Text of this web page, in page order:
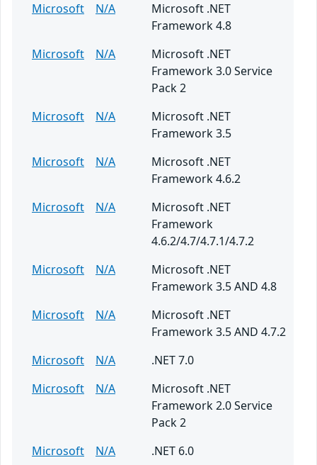
Microsoft N/A
Microsoft .NET
Framework 4.8
Microsoft
N/A
Microsoft .NET
Framework 3.0 Service
Pack 2
Microsoft
N/A
Microsoft .NET
Framework 3.5
Microsoft
N/A
Microsoft .NET
Framework 4.6.2
Microsoft
N/A
Microsoft .NET
Framework
4.6.2/4.7/4.7.1/4.7.2
Microsoft
N/A
Microsoft .NET
Framework 3.5 AND 4.8
Microsoft
N/A
Microsoft .NET
Framework 3.5 AND 4.7.2
Microsoft
N/A
.NET 7.0
Microsoft
N/A
Microsoft .NET
Framework 2.0 Service
Pack 2
Microsoft
N/A
.NET 6.0